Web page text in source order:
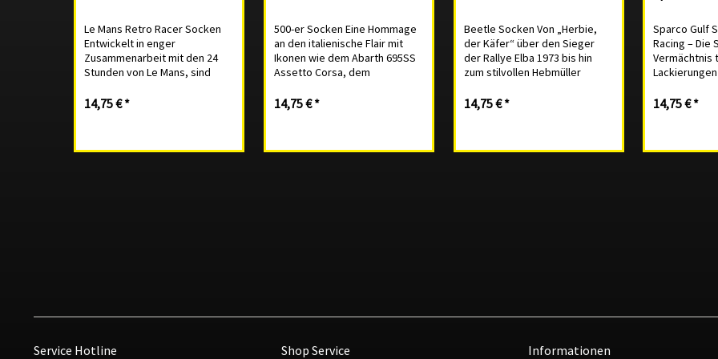
Le Mans Retro Racer Socken
Entwickelt in enger
Zusammenarbeit mit den 24
Stunden von Le Mans, sind
der Rennstrecke von La
Sarthe. Die Retro Racer-
14,75 € *
500-er Socken Eine Hommage
an den italienische Flair mit
Ikonen wie dem Abarth 695SS
Assetto Corsa, dem
und dem zeitlosen 500 Sport.
80% reine Baumwolle, 17%
14,75 € *
Beetle Socken Von „Herbie,
der Käfer“ über den Sieger
der Rallye Elba 1973 bis hin
zum stilvollen Hebmüller
eine Hommage an das reiche
Erbe des Käfers. 80% reine
14,75 € *
Sparco Gulf
Racing – Die
Vermächtnis
Orange von
eine davon.
14,75 € *
Service Hotline Shop Service Informationen